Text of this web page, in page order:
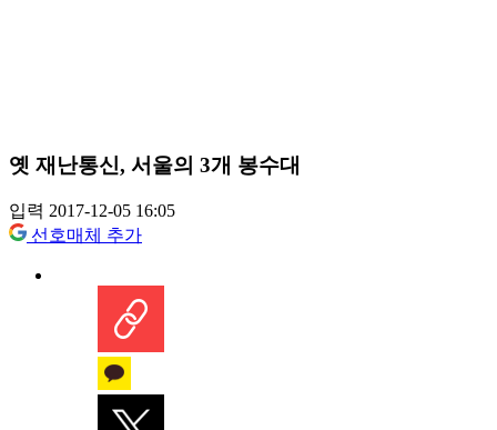
옛 재난통신, 서울의 3개 봉수대
입력 2017-12-05 16:05
선호매체 추가